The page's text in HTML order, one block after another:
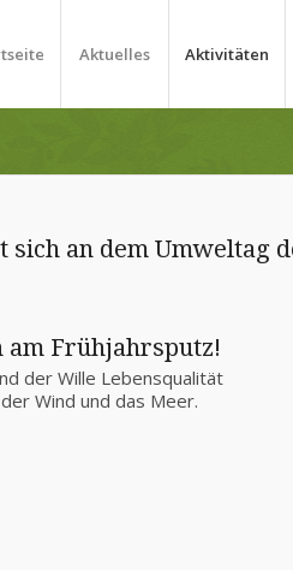
Aktuelles Aktivitäten
an dem Umweltag
Frühjahrsputz!
der Wille Lebensqualität
Wind und das Meer.